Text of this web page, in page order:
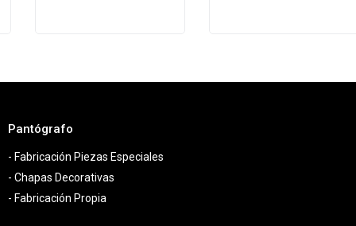
Pantógrafo
- Fabricación Piezas Especiales
- Chapas Decorativas
- Fabricación Propia